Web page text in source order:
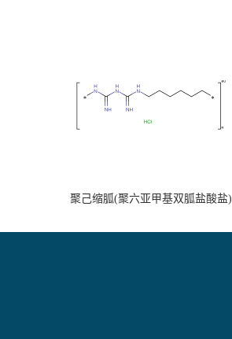
聚己缩胍(聚六亚甲基双胍盐酸盐)